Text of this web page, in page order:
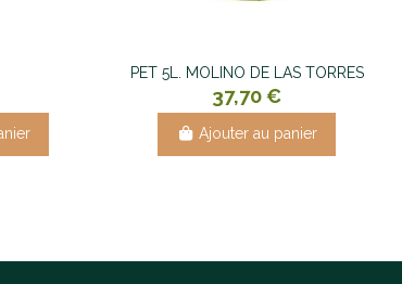
PET 5L. MOLINO DE LAS TORRES
37,70 €
Ajouter au panier